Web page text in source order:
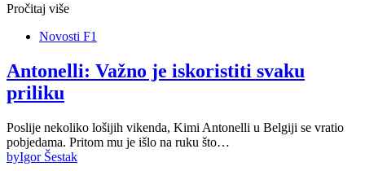
Pročitaj više
Novosti F1
Antonelli: Važno je iskoristiti svaku
priliku
Poslije nekoliko lošijih vikenda, Kimi Antonelli u Belgiji se vratio
pobjedama. Pritom mu je išlo na ruku što…
byIgor Šestak